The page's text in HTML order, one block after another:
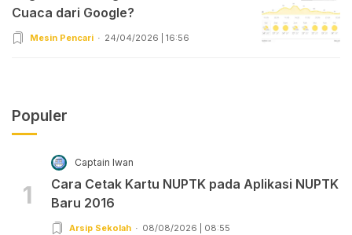
Cuaca dari Google?
Mesin Pencari 24/04/2026 | 16:56
Populer
1
Captain Iwan
Cara Cetak Kartu NUPTK pada Aplikasi NUPTK
Baru 2016
Arsip Sekolah 08/08/2026 | 08:55